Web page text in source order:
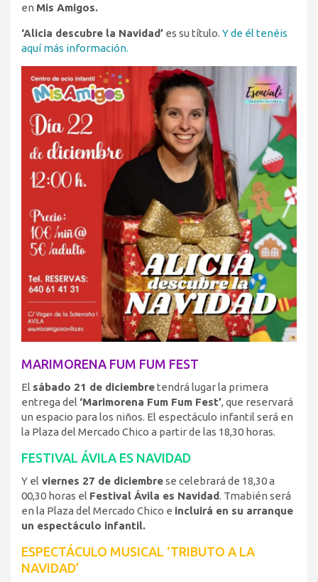
en Mis Amigos.
‘Alicia descubre la Navidad’ es su título. Y de él tenéis
aquí más información.
MARIMORENA FUM FUM FEST
El sábado 21 de diciembretendrá lugar la primera
entrega del ‘Marimorena Fum Fum Fest’, que reservará
un espacio para los niños. El espectáculo infantil será en
la Plaza del Mercado Chico a partir de las 18,30 horas.
FESTIVAL ÁVILA ES NAVIDAD
Y el viernes 27 de diciembrese celebrará de 18,30 a
00,30 horas el Festival Ávila es Navidad. Tmabién será
en la Plaza del Mercado Chico e incluirá en su arranque
un espectáculo infantil.
ESPECTÁCULO MUSICAL ‘TRIBUTO A LA
NAVIDAD’